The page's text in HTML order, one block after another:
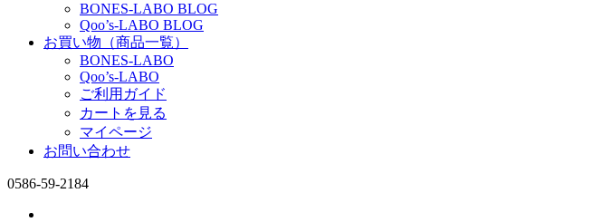
BONES-LABO BLOG
Qoo’s-LABO BLOG
お買い物（商品一覧）
BONES-LABO
Qoo’s-LABO
ご利用ガイド
カートを見る
マイページ
お問い合わせ
0586-59-2184